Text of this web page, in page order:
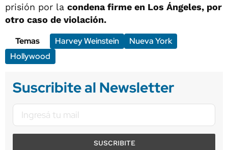
prisión por la condena firme en Los Ángeles, por
otro caso de violación.
Temas
Harvey Weinstein
Nueva York
Hollywood
Suscribite al Newsletter
SUSCRIBITE